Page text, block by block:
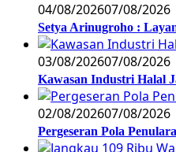
04/08/202607/08/2026
Setya Arinugroho :
03/08/202607/08/2026
Kawasan Industri Halal
02/08/202607/08/2026
Pergeseran Pola